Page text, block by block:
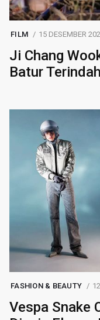
FILM 15 DESEMBER
Ji Chang
Batur Terindah
FASHION & BEAUTY
Vespa Snake